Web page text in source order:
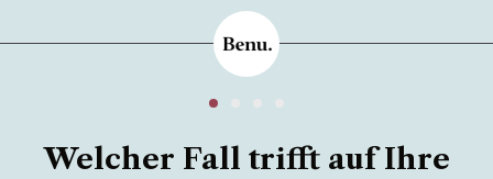
Welcher Fall trifft auf Ihre